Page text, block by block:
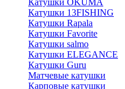
Катушки OKUMA
Катушки 13FISHING
Катушки Rapala
Катушки Favorite
Катушки salmo
Катушки ELEGANCE
Катушки Guru
Матчевые катушки
Карповые катушки